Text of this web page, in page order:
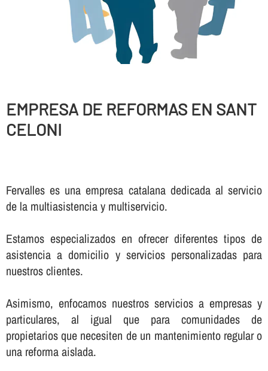
EMPRESA DE REFORMAS EN SANT
CELONI
Fervalles es una empresa catalana dedicada al servicio
de la multiasistencia y multiservicio.
Estamos especializados en ofrecer diferentes tipos de
asistencia a domicilio y servicios personalizadas para
nuestros clientes.
Asimismo, enfocamos nuestros servicios a empresas y
particulares, al igual que para comunidades de
propietarios que necesiten de un mantenimiento regular o
una reforma aislada.